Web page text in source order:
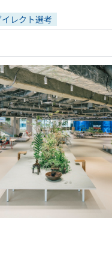
イレクト選考